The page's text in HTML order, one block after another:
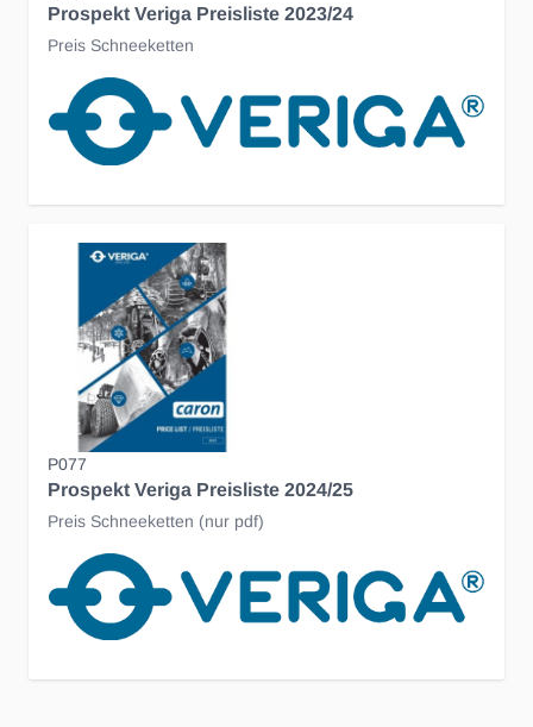
Prospekt Veriga Preisliste 2023/24
Preis Schneeketten
P077
Prospekt Veriga Preisliste 2024/25
Preis Schneeketten (nur pdf)